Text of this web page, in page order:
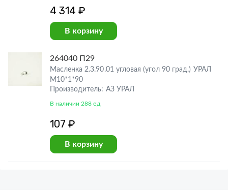
4 314 ₽
В корзину
264040 П29
Масленка 2.3.90.01 угловая (угол 90 град.) УРАЛ
М10*1*90
Производитель: АЗ УРАЛ
В наличии 288 ед
107 ₽
В корзину